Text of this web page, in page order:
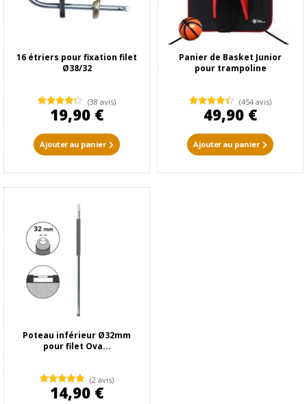
16 étriers pour fixation filet
Ø38/32
(38 avis)
19,90 €
Ajouter au panier
Panier de Basket Junior
pour trampoline
(454 avis)
49,90 €
Ajouter au panier
Poteau inférieur Ø32mm
pour filet Ova...
(2 avis)
14,90 €